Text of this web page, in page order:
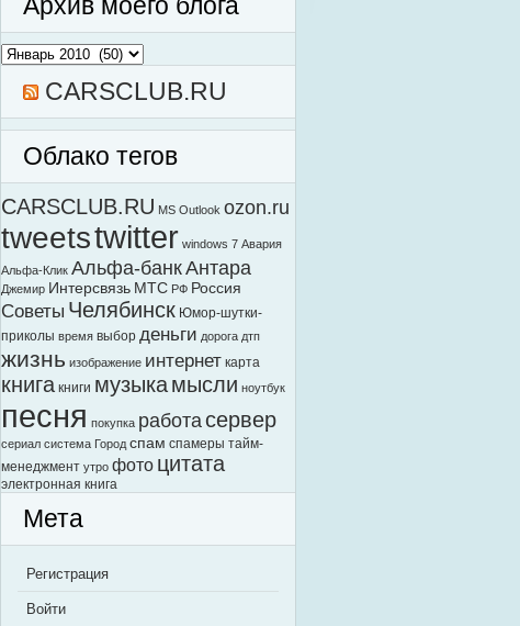
Архив
моего
CARSCLUB.RU
Облако тегов
CARSCLUB.RU MS Outlook ozon.ru
tweetstwitter windows 7 Авария
Альфа-Клик Альфа-банкАнтара
Джемир Интерсвязь МТС РФ Россия
Советы Челябинск Юмор-шутки-
приколы время выбор деньги дорога дтп
жизнь изображение интернет карта
книга книги музыкамысли ноутбук
песня покупка работасервер
сериал система Город спам спамеры тайм-
менеджмент утро фото цитата
электронная книга
Мета
Регистрация
Войти